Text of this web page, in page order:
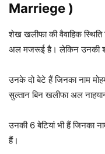
Marriege )
शेख खलीफा की वैवाहिक स्थिति
अल मजरूई है। लेकिन उनकी
उनके दो बेटे हैं जिनका नाम
सुल्तान बिन खलीफा अल
उनकी 6 बेटियां भी हैं जिनका
हैं।